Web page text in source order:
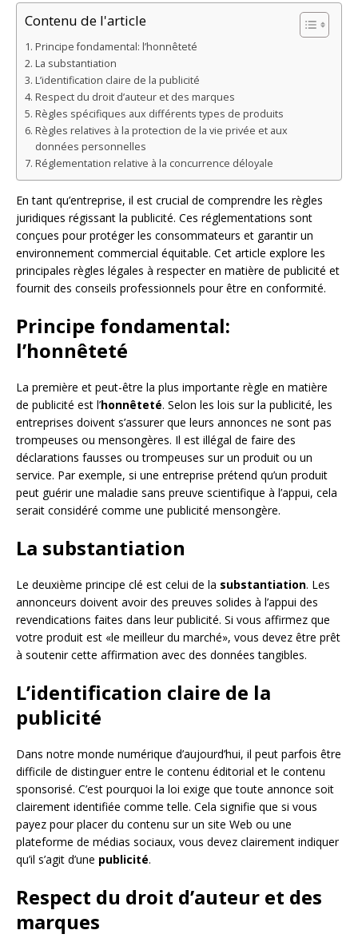
Contenu de l'article
Principe fondamental: l’honnêteté
La substantiation
L’identification claire de la publicité
Respect du droit d’auteur et des marques
Règles spécifiques aux différents types de produits
Règles relatives à la protection de la vie privée et aux
données personnelles
Réglementation relative à la concurrence déloyale
En tant qu’entreprise, il est crucial de comprendre les règles
juridiques régissant la publicité. Ces réglementations sont
conçues pour protéger les consommateurs et garantir un
environnement commercial équitable. Cet article explore les
principales règles légales à respecter en matière de publicité et
fournit des conseils professionnels pour être en conformité.
Principe fondamental:
l’honnêteté
La première et peut-être la plus importante règle en matière
de publicité est l’honnêteté. Selon les lois sur la publicité, les
entreprises doivent s’assurer que leurs annonces ne sont pas
trompeuses ou mensongères. Il est illégal de faire des
déclarations fausses ou trompeuses sur un produit ou un
service. Par exemple, si une entreprise prétend qu’un produit
peut guérir une maladie sans preuve scientifique à l’appui, cela
serait considéré comme une publicité mensongère.
La substantiation
Le deuxième principe clé est celui de la substantiation. Les
annonceurs doivent avoir des preuves solides à l’appui des
revendications faites dans leur publicité. Si vous affirmez que
votre produit est «le meilleur du marché», vous devez être prêt
à soutenir cette affirmation avec des données tangibles.
L’identification claire de la
publicité
Dans notre monde numérique d’aujourd’hui, il peut parfois être
difficile de distinguer entre le contenu éditorial et le contenu
sponsorisé. C’est pourquoi la loi exige que toute annonce soit
clairement identifiée comme telle. Cela signifie que si vous
payez pour placer du contenu sur un site Web ou une
plateforme de médias sociaux, vous devez clairement indiquer
qu’il s’agit d’une publicité.
Respect du droit d’auteur et des
marques